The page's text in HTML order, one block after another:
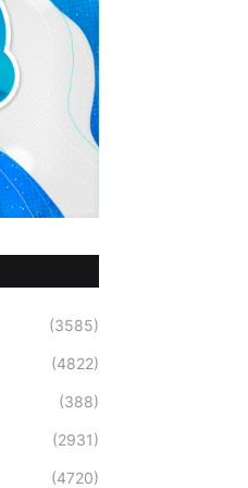
(3585)
(4822)
(388)
(2931)
(4720)